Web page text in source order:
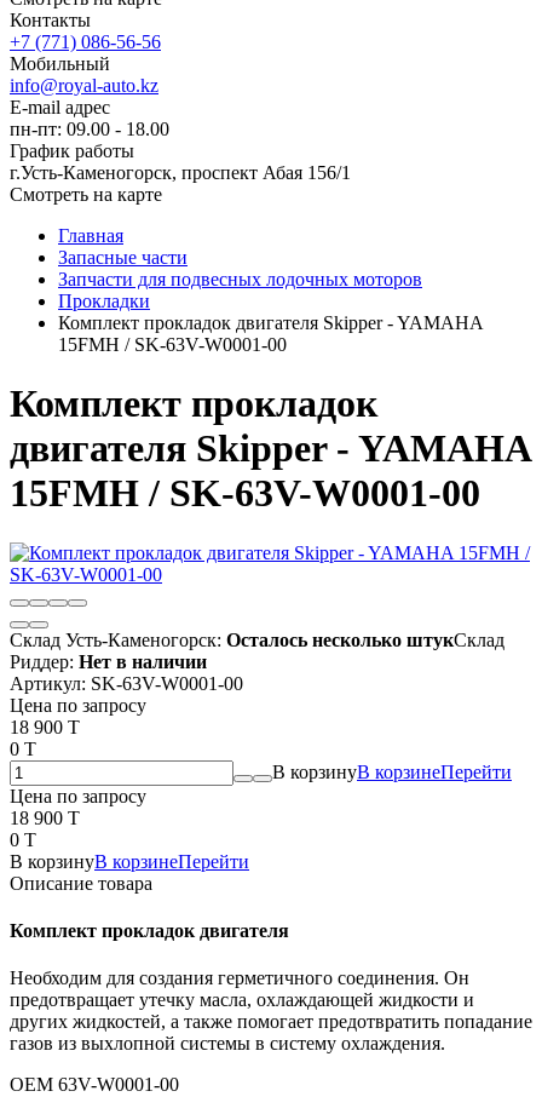
Контакты
+7 (771) 086-56-56
Мобильный
info@royal-auto.kz
E-mail адрес
пн-пт: 09.00 - 18.00
График работы
г.Усть-Каменогорск, проспект Абая 156/1
Смотреть на карте
Главная
Запасные части
Запчасти для подвесных лодочных моторов
Прокладки
Комплект прокладок двигателя Skipper - YAMAHA
15FMH / SK-63V-W0001-00
Комплект прокладок
двигателя Skipper - YAMAHA
15FMH / SK-63V-W0001-00
Склад Усть-Каменогорск: Осталось несколько штукСклад
Риддер: Нет в наличии
Артикул: SK-63V-W0001-00
Цена по запросу
18 900 T
0 T
В корзинуВ корзинеПерейти
Цена по запросу
18 900 T
0 T
В корзинуВ корзинеПерейти
Описание товара
Комплект прокладок двигателя
Необходим для создания герметичного соединения. Он
предотвращает утечку масла, охлаждающей жидкости и
других жидкостей, а также помогает предотвратить попадание
газов из выхлопной системы в систему охлаждения.
OEM 63V-W0001-00